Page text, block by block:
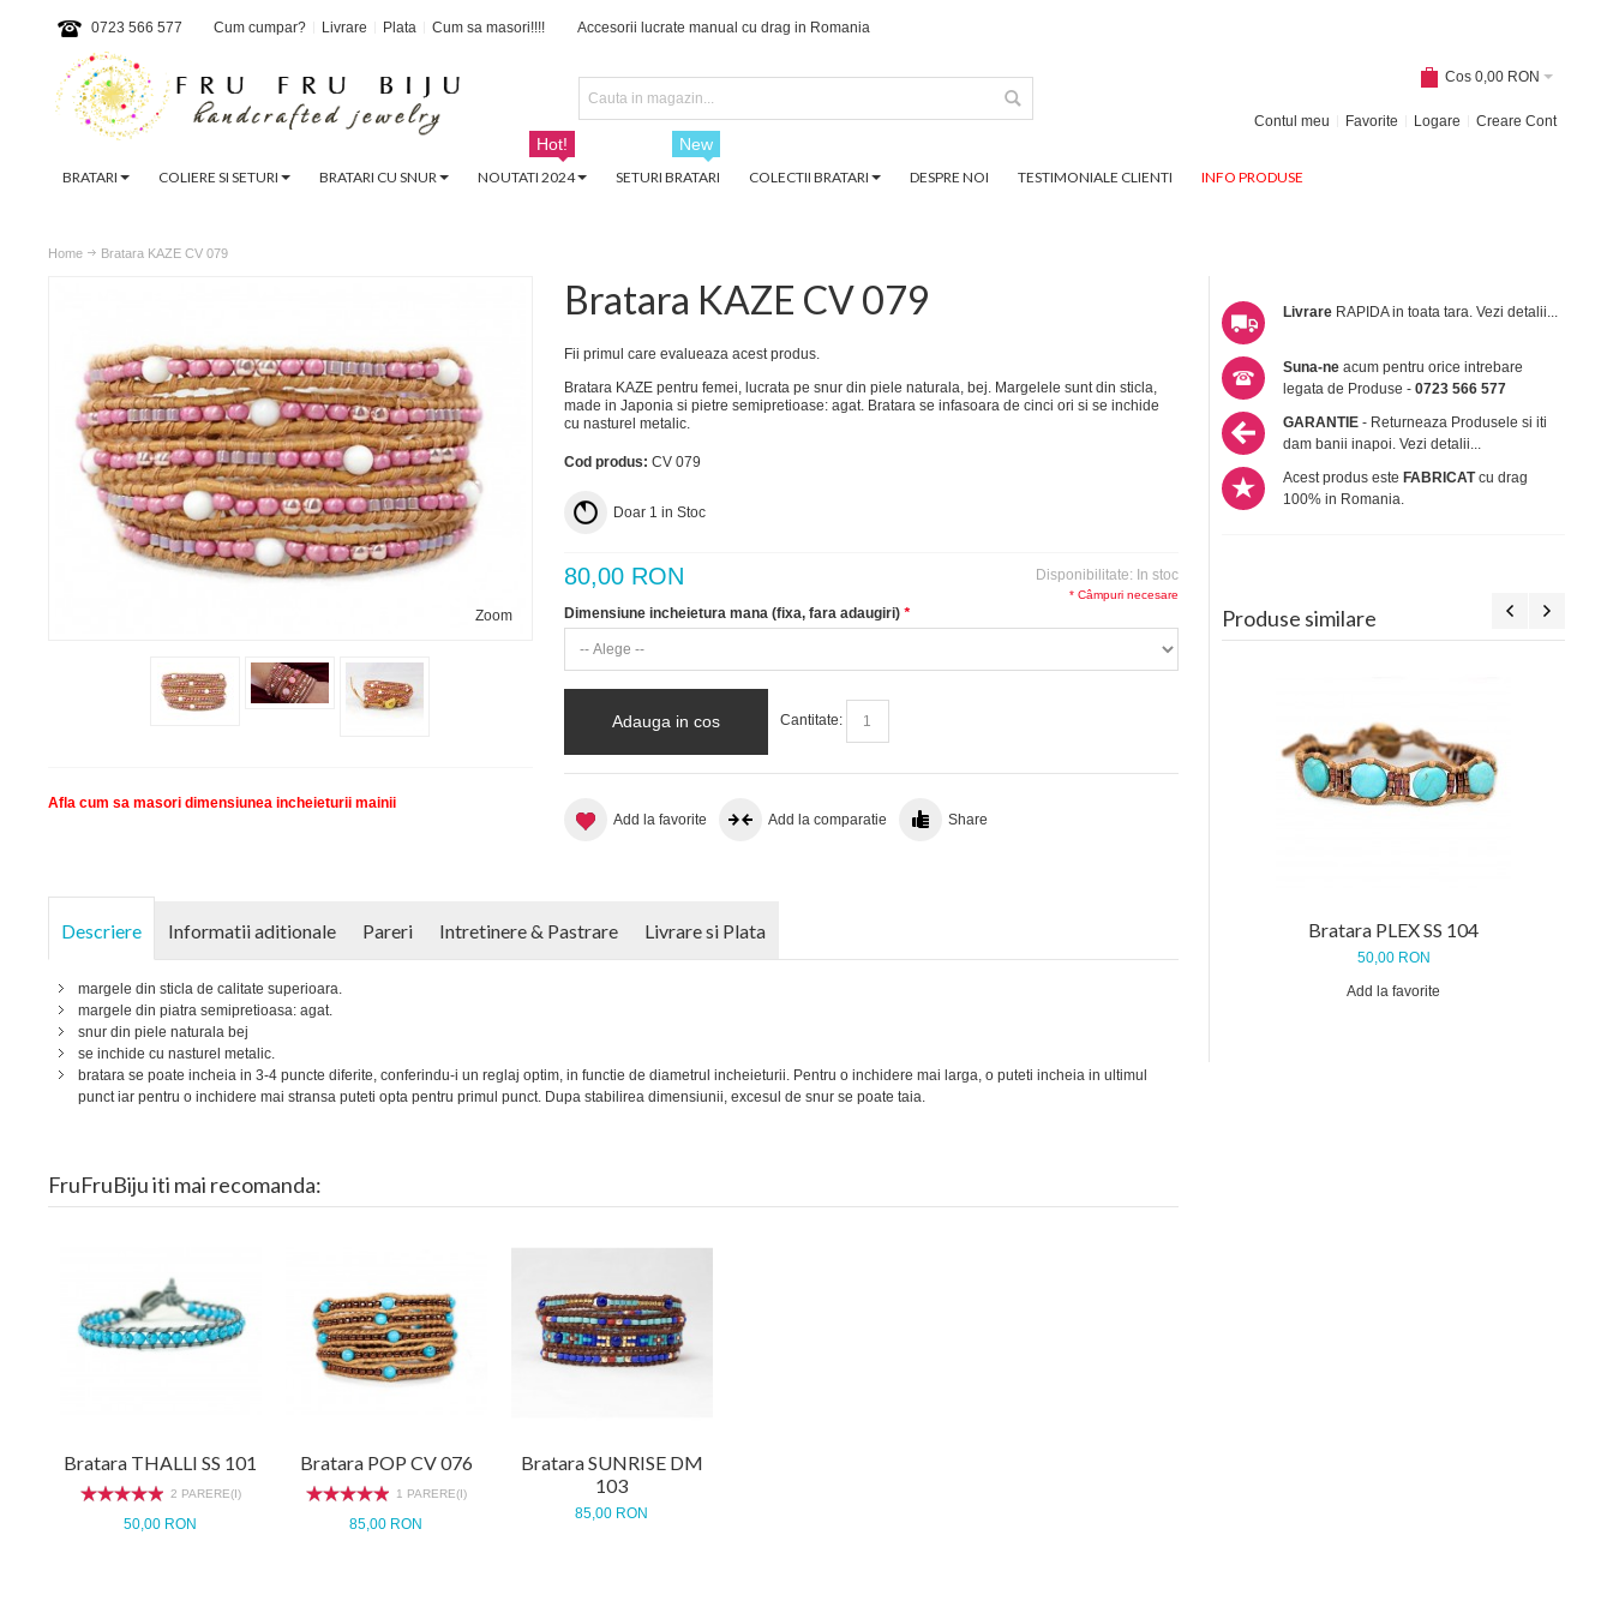
0723 566 577 Cum cumpar? Livrare Plata Cum sa masori!!!! Accesorii lucrate manual cu drag in Romania
Cos 0,00 RON
Contul meu Favorite Logare Creare Cont
BRATARI COLIERE SI SETURI BRATARI CU SNUR NOUTATI 2024
Hot!
SETURI BRATARI
New
COLECTII BRATARI DESPRE NOI TESTIMONIALE CLIENTI INFO PRODUSE
Home Bratara KAZE CV 079
Zoom
Afla cum sa masori dimensiunea incheieturii mainii
Bratara KAZE CV 079
Fii primul care evalueaza acest produs.
Bratara KAZE pentru femei, lucrata pe snur din piele naturala, bej. Margelele sunt din sticla,
made in Japonia si pietre semipretioase: agat. Bratara se infasoara de cinci ori si se inchide
cu nasturel metalic.
Cod produs: CV 079
Doar 1 in Stoc
Disponibilitate: In stoc
80,00 RON
*
Dimensiune incheietura mana (fixa, fara adaugiri)
* Câmpuri necesare
Adauga in cos Cantitate:
Add la favorite Add la comparatie Share
Livrare RAPIDA in toata tara.Vezi detalii...
Suna-ne acum pentru orice intrebare
legata de Produse -0723 566 577
GARANTIE - Returneaza Produsele si iti
dam banii inapoi.Vezi detalii...
Acest produs esteFABRICATcu drag
100% in Romania.
Produse similare
Bratara PLEX SS 104
50,00 RON
Add la favorite
Descriere Informatii aditionale Pareri Intretinere & Pastrare Livrare si Plata
margele din sticla de calitate superioara.
margele din piatra semipretioasa: agat.
snur din piele naturala bej
se inchide cu nasturel metalic.
bratara se poate incheia in 3-4 puncte diferite, conferindu-i un reglaj optim, in functie de diametrul incheieturii. Pentru o inchidere mai larga, o puteti incheia in ultimul
punct iar pentru o inchidere mai stransa puteti opta pentru primul punct. Dupa stabilirea dimensiunii, excesul de snur se poate taia.
FruFruBiju iti mai recomanda:
Bratara THALLI SS 101
2 PARERE(I)
50,00 RON
Bratara POP CV 076
1 PARERE(I)
85,00 RON
Bratara SUNRISE DM
103
85,00 RON